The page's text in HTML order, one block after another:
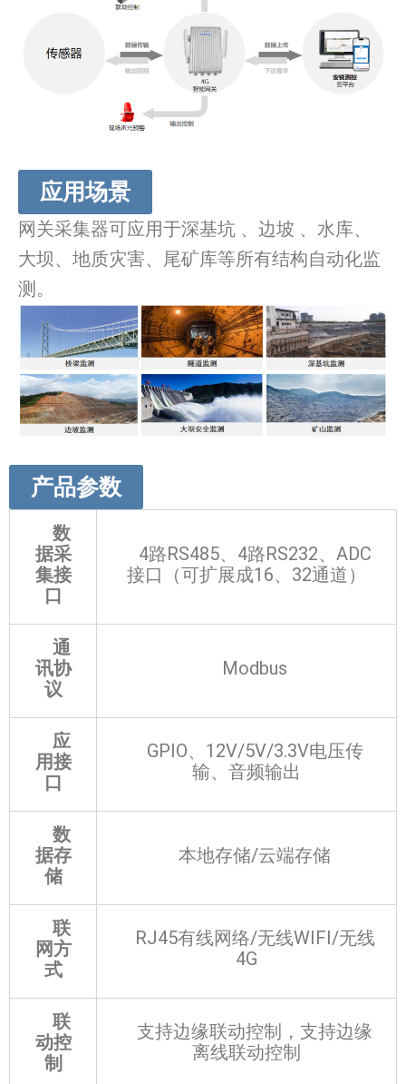
应用场景
网关采集器可应用于深基坑 、边坡 、水库、
大坝、地质灾害、尾矿库等所有结构自动化监
测。
产品参数
数
据采
集接
口
4路RS485、4路RS232、ADC
接口（可扩展成16、32通道）
通
讯协
议
Modbus
应
用接
口
GPIO、12V/5V/3.3V电压传
输、音频输出
数
据存
储
本地存储/云端存储
联
网方
式
RJ45有线网络/无线WIFI/无线
4G
联
动控
制
支持边缘联动控制，支持边缘
离线联动控制